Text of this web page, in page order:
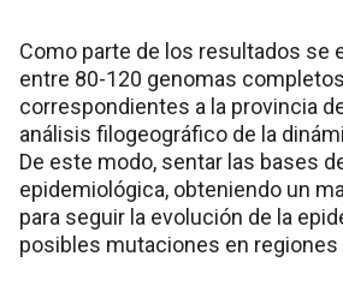
Como parte de los resultados se
entre 80-120 genomas
correspondientes a la provincia
análisis filogeográfico de la
De este modo, sentar las bases
epidemiológica, obteniendo un
para seguir la evolución de la
posibles mutaciones en regiones